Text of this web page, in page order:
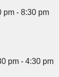
pm - 8:30 pm
pm - 4:30 pm